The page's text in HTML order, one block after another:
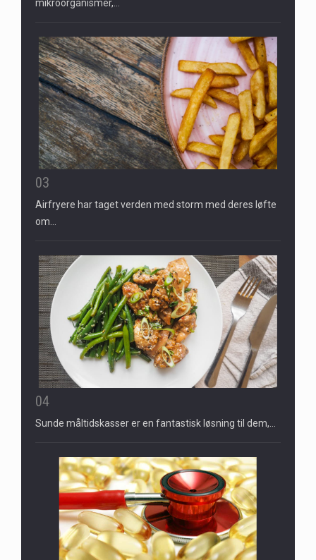
mikroorganismer,…
03
Airfryere har taget verden med storm med deres løfte
om…
04
Sunde måltidskasser er en fantastisk løsning til dem,…